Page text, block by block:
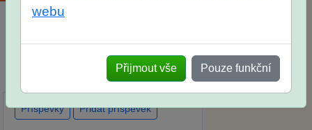
na SŠ? Vaše ohlasy po skutečných
přijímacích zkouškách
webu
Přijmout vše Pouze funkční
Příspěvky Přidat příspěvek